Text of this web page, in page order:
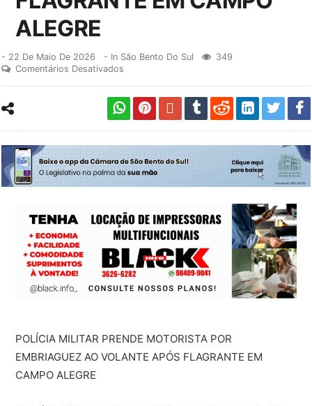
ALEGRE
- 22 De Maio De 2026 - In São Bento Do Sul
349
Comentários Desativados
POLÍCIA MILITAR PRENDE MOTORISTA POR
EMBRIAGUEZ AO VOLANTE APÓS FLAGRANTE EM
CAMPO ALEGRE